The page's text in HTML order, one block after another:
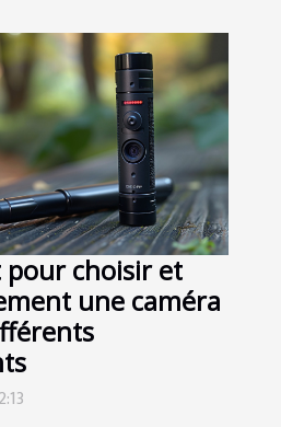
pour choisir et
une caméra